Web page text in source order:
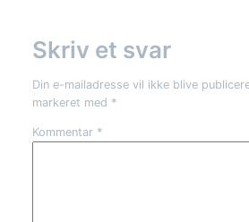
Skriv et svar
Din e-mailadresse vil ikke blive
markeret med *
Kommentar *